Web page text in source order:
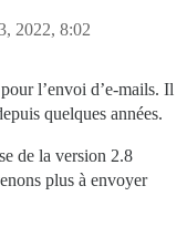
2022, 8:02
l’envoi d’e-mails. Il
quelques années.
de la version 2.8
plus à envoyer